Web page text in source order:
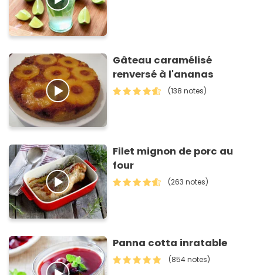
Gâteau caramélisé
renversé à l'ananas
(138 notes)
Filet mignon de porc au
four
(263 notes)
Panna cotta inratable
(854 notes)